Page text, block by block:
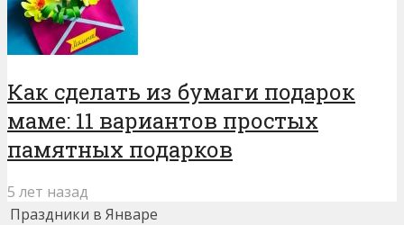
Как сделать из бумаги подарок
маме: 11 вариантов простых
памятных подарков
5 лет назад
Праздники в Январе